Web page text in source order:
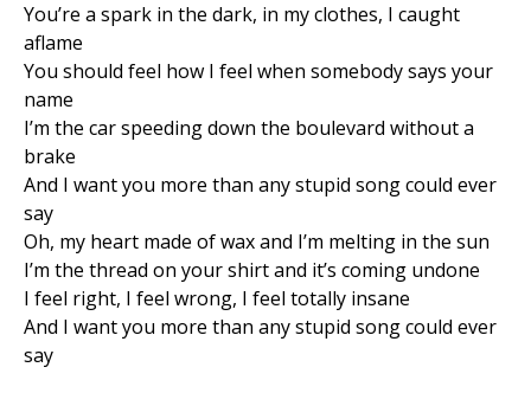
You’re a spark in the dark, in my clothes, I caught
aflame
You should feel how I feel when somebody says your
name
I’m the car speeding down the boulevard without a
brake
And I want you more than any stupid song could ever
say
Oh, my heart made of wax and I’m melting in the sun
I’m the thread on your shirt and it’s coming undone
I feel right, I feel wrong, I feel totally insane
And I want you more than any stupid song could ever
say